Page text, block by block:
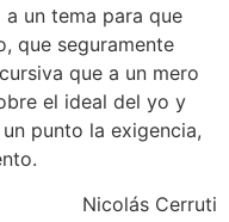
un tema para que
que seguramente
que a un mero
el ideal del yo y
punto la exigencia,
Nicolás Cerruti